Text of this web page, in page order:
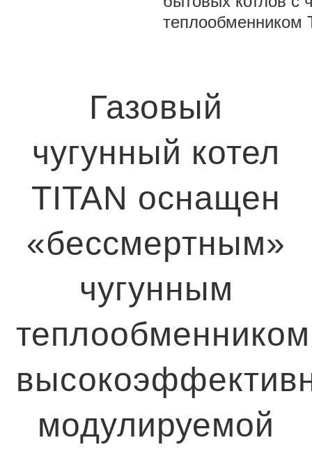
Газовый
чугунный котел
TITAN оснащен
«бессмертным»
чугунным
модулируемой